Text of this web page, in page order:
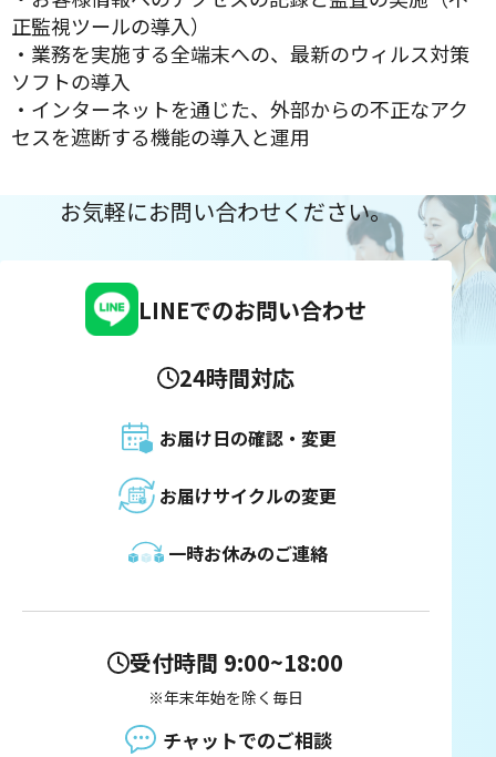
正監視ツールの導入）
・業務を実施する全端末への、最新のウィルス対策
ソフトの導入
・インターネットを通じた、外部からの不正なアク
セスを遮断する機能の導入と運用
お気軽にお問い合わせください。
LINEでのお問い合わせ
24時間対応
お届け日の確認・変更
お届けサイクルの変更
一時お休みのご連絡
受付時間 9:00~18:00
※年末年始を除く毎日
チャットでのご相談